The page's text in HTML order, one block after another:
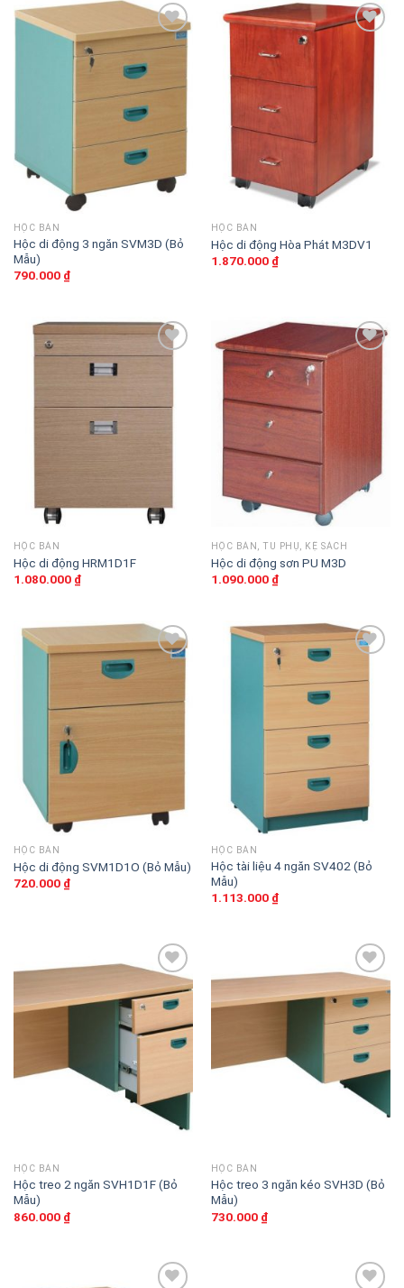
Thêm
vào
yêu
HỘC BÀN
Hộc di động 3 ngăn SVM3D (Bỏ
Mẫu)
790.000 ₫
Thêm
HỘC BÀN
Hộc di động Hòa Phát M3DV1
1.870.000 ₫
Thêm
yêu
HỘC BÀN
Hộc di động HRM1D1F
1.080.000 ₫
HỘC BÀN, TỦ PHỤ, KỆ SÁCH
Hộc di động sơn PU M3D
1.090.000 ₫
Thêm
HỘC BÀN
Hộc di động SVM1D1O (Bỏ Mẫu)
720.000 ₫
Thêm
sản
thích
HỘC BÀN
Hộc tài liệu 4 ngăn SV402 (Bỏ
Mẫu)
1.113.000 ₫
Thêm
vào
sản
phẩm
yêu
thích
HỘC BÀN
Hộc treo 2 ngăn SVH1D1F (Bỏ
Mẫu)
860.000 ₫
Thêm
vào
sản
phẩm
yêu
thích
HỘC BÀN
Hộc treo 3 ngăn kéo SVH3D (Bỏ
Mẫu)
730.000 ₫